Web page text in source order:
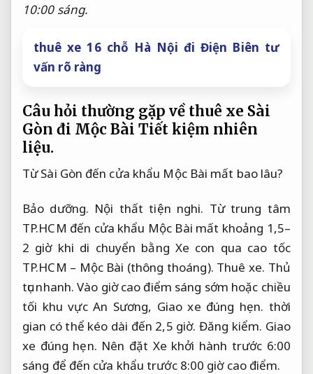
10:00 sáng.
thuê xe 16 chỗ Hà Nội đi Điện Biên tư
vấn rõ ràng
Câu hỏi thường gặp về thuê xe Sài
Gòn đi Mộc Bài Tiết kiệm nhiên
liệu.
Từ Sài Gòn đến cửa khẩu Mộc Bài mất bao lâu?
Bảo dưỡng. Nội thất tiện nghi. Từ trung tâm
TP.HCM đến cửa khẩu Mộc Bài mất khoảng 1,5–
2 giờ khi di chuyển bằng Xe con qua cao tốc
TP.HCM – Mộc Bài (thông thoáng). Thuê xe. Thủ
tục nhanh. Vào giờ cao điểm sáng sớm hoặc chiều
tối khu vực An Sương, Giao xe đúng hẹn. thời
gian có thể kéo dài đến 2,5 giờ. Đăng kiểm. Giao
xe đúng hẹn. Nên đặt Xe khởi hành trước 6:00
sáng để đến cửa khẩu trước 8:00 giờ cao điểm.